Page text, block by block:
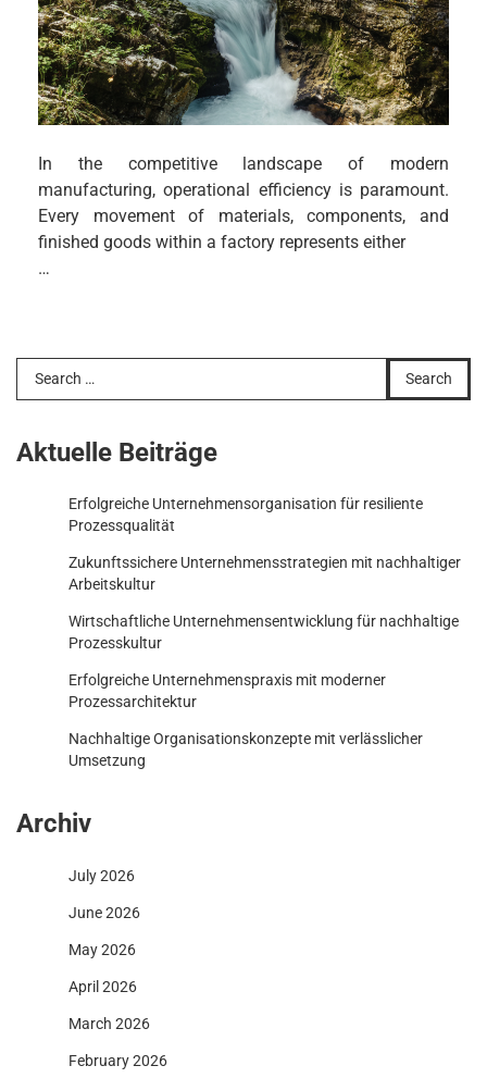
In the competitive landscape of modern
manufacturing, operational efficiency is paramount.
Every movement of materials, components, and
finished goods within a factory represents either
…
Search
for:
Aktuelle Beiträge
Erfolgreiche Unternehmensorganisation für resiliente
Prozessqualität
Zukunftssichere Unternehmensstrategien mit nachhaltiger
Arbeitskultur
Wirtschaftliche Unternehmensentwicklung für nachhaltige
Prozesskultur
Erfolgreiche Unternehmenspraxis mit moderner
Prozessarchitektur
Nachhaltige Organisationskonzepte mit verlässlicher
Umsetzung
Archiv
July 2026
June 2026
May 2026
April 2026
March 2026
February 2026